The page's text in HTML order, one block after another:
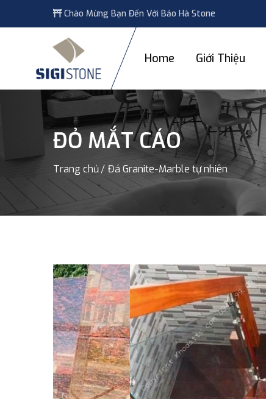
Chào Mừng Bạn Đến Với Bảo Hà Stone
Home Giới Thiệu
ĐỎ MẮT CÁO
Trang chủ Đá Granite-Marble tự nhiên